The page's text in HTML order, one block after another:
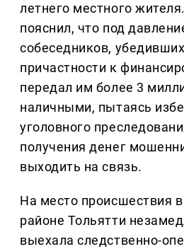
летнего местного
пояснил, что под
собеседников,
причастности к
передал им более 3
наличными, пытаясь
уголовного
получения денег
выходить на связь.
На место происшествия
районе Тольятти
выехала следственно-